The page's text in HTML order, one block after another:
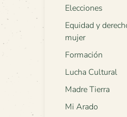
Elecciones
Equidad y
mujer
Formación
Lucha Cultural
Madre Tierra
Mi Arado